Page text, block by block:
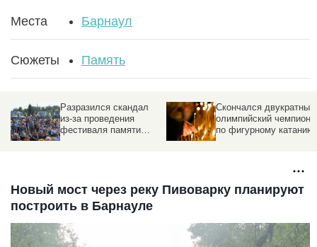
Места Барнаул
Сюжеты Память
Разразился скандал
из-за проведения
фестиваля памяти
Скончался двукратный
олимпийский чемпион
по фигурному катанию
Новый мост через реку Пивоварку планируют
построить в Барнауле